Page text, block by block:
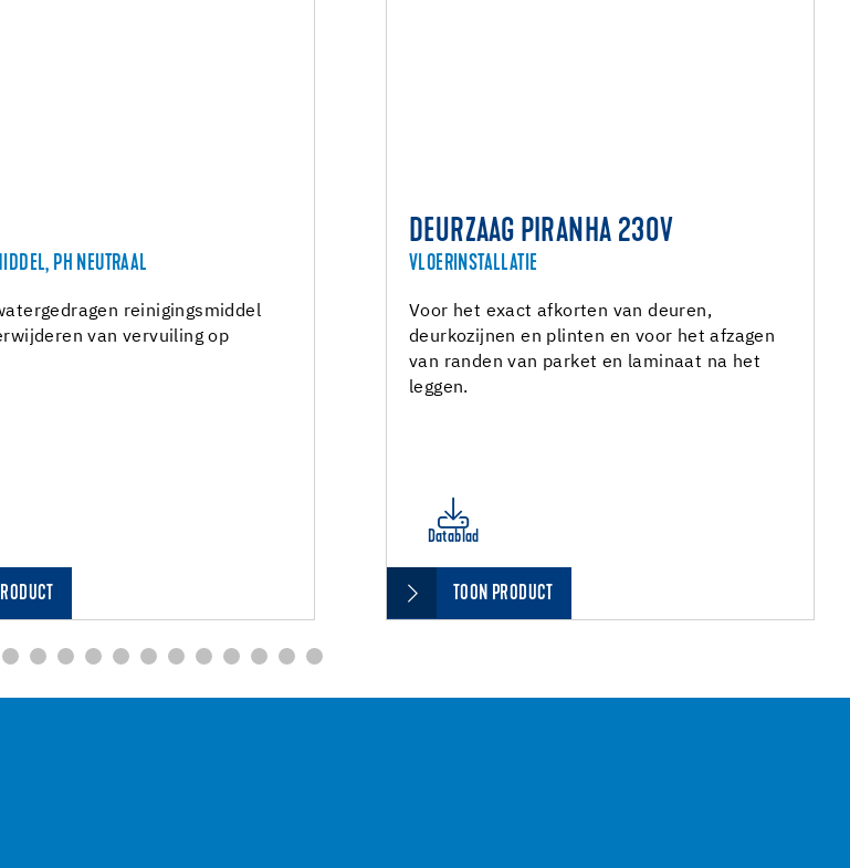
PH NEUTRAAL
reinigingsmiddel
van vervuiling op
DEURZAAG PIRANHA 230V
VLOERINSTALLATIE
Voor het exact afkorten van deuren,
deurkozijnen en plinten en voor het afzagen
van randen van parket en laminaat na het
leggen.
Datablad
TOON PRODUCT